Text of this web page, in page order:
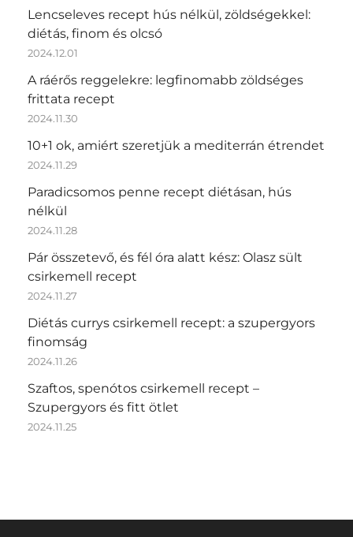
Lencseleves recept hús nélkül, zöldségekkel:
diétás, finom és olcsó
2024.12.01
A ráérős reggelekre: legfinomabb zöldséges
frittata recept
2024.11.30
10+1 ok, amiért szeretjük a mediterrán étrendet
2024.11.29
Paradicsomos penne recept diétásan, hús
nélkül
2024.11.28
Pár összetevő, és fél óra alatt kész: Olasz sült
csirkemell recept
2024.11.27
Diétás currys csirkemell recept: a szupergyors
finomság
2024.11.26
Szaftos, spenótos csirkemell recept –
Szupergyors és fitt ötlet
2024.11.25